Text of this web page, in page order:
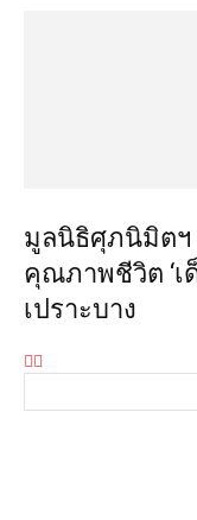
มูลนิธิศุภนิมิตฯ
คุณภาพชีวิต ‘เ
เปราะบาง